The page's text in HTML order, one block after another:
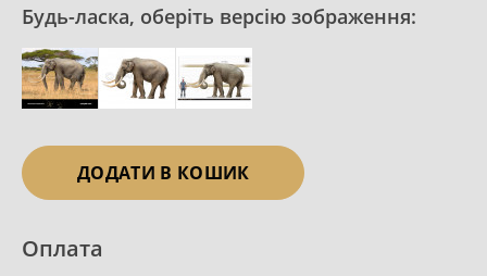
Будь-ласка, оберіть версію зображення:
ДОДАТИ В КОШИК
Оплата